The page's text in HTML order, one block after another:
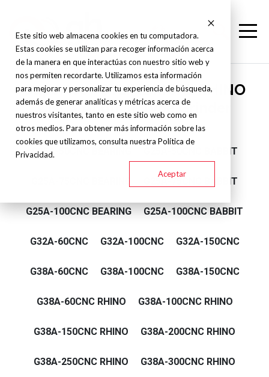
Este sitio web almacena cookies en tu computadora.
Estas cookies se utilizan para recoger información acerca
de la manera en que interactúas con nuestro sitio web y
nos permiten recordarte. Utilizamos esta información
para mejorar y personalizar tu experiencia de búsqueda,
además de generar analíticas y métricas acerca de
nuestros visitantes, tanto en este sitio web como en
otros medios. Para obtener más información sobre las
cookies que utilizamos, consulta nuestra Política de
Privacidad.
Aceptar
Supertec - CYLINDRICAL RHINO
CNC - Angular Type Grinder
G25A-50CNC BEARING G25A-50CNC BABBIT
G25A-75CNC BABBIT
G25A-100CNC BEARING G25A-100CNC BABBIT
G32A-60CNC G32A-100CNC G32A-150CNC
G38A-60CNC G38A-100CNC G38A-150CNC
G38A-60CNC RHINO G38A-100CNC RHINO
G38A-150CNC RHINO G38A-200CNC RHINO
G38A-250CNC RHINO G38A-300CNC RHINO